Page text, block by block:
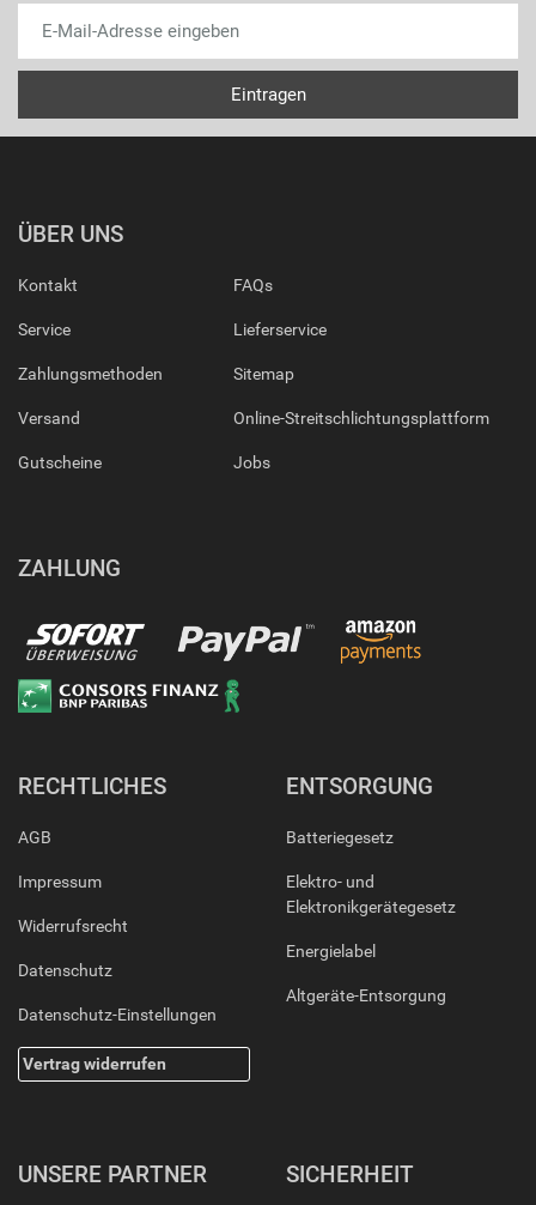
ÜBER UNS
Kontakt
Service
Zahlungsmethoden
Versand
Gutscheine
FAQs
Lieferservice
Sitemap
Online-Streitschlichtungsplattform
Jobs
ZAHLUNG
RECHTLICHES
AGB
Impressum
Widerrufsrecht
Datenschutz
Datenschutz-Einstellungen
Vertrag widerrufen
ENTSORGUNG
Batteriegesetz
Elektro- und
Elektronikgerätegesetz
Energielabel
Altgeräte-Entsorgung
UNSERE PARTNER SICHERHEIT